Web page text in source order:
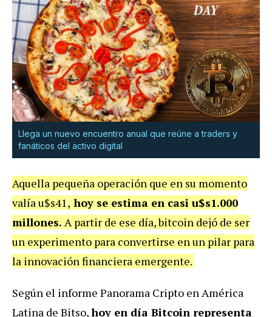
Llega un nuevo encuentro anual que reúne a traders y
fanáticos del activo digital
Aquella pequeña operación que en su momento
valía u$s41, hoy se estima en casi u$s1.000
millones. A partir de ese día, bitcoin dejó de ser
un experimento para convertirse en un pilar para
la innovación financiera emergente.
Según el informe Panorama Cripto en América
Latina de Bitso,hoy en día Bitcoin representa